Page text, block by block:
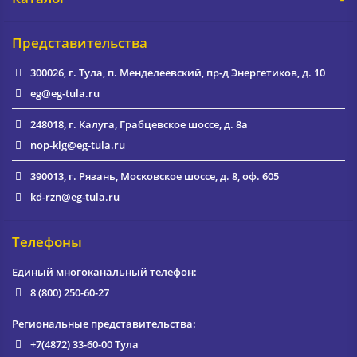
Представительства
300026, г. Тула, п. Менделеевский, пр-д Энергетиков, д. 10
eg@eg-tula.ru
248018, г. Калуга, Грабцевское шоссе, д. 8а
nop-klg@eg-tula.ru
390013, г. Рязань, Московское шоссе, д. 8, оф. 605
kd-rzn@eg-tula.ru
Телефоны
Единый многоканальный телефон:
8 (800) 250-60-27
Региональные представительства:
+7(4872) 33-60-00Тула